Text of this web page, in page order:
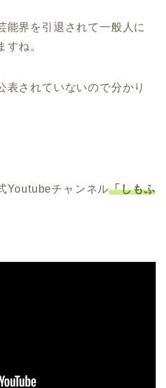
能界を引退されて一般人に
すね。
表されていないので分かり
Youtubeチャンネル「しもふ